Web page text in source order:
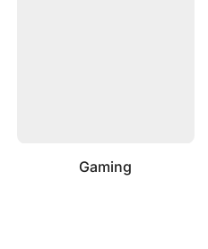
Gaming